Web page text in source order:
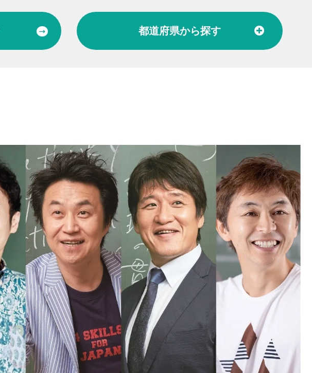
都道府県から探す
中国 山口県
九州 福岡県 熊本県 長崎県